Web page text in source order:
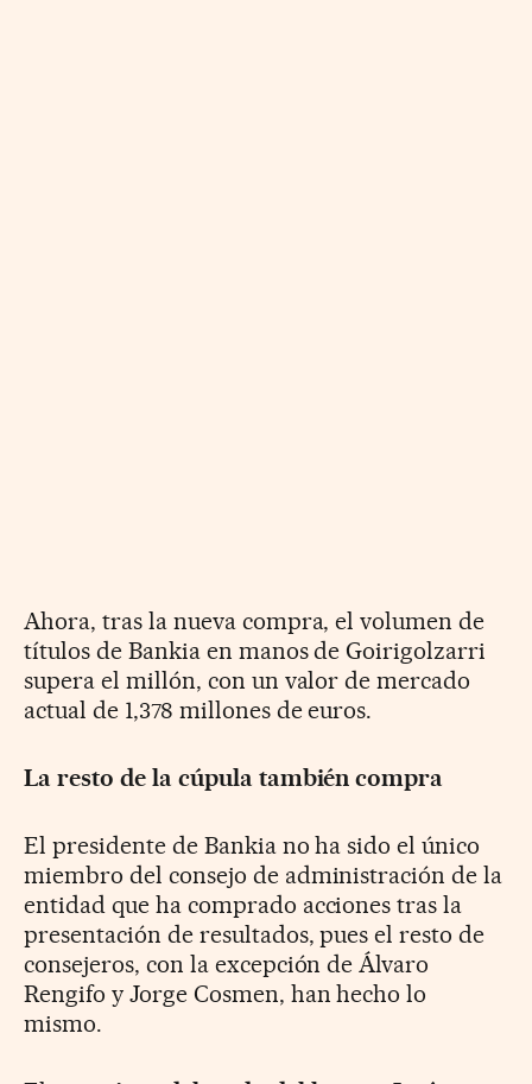
Ahora, tras la nueva compra, el volumen de
títulos de Bankia en manos de Goirigolzarri
supera el millón, con un valor de mercado
actual de 1,378 millones de euros.
La resto de la cúpula también compra
El presidente de Bankia no ha sido el único
miembro del consejo de administración de la
entidad que ha comprado acciones tras la
presentación de resultados, pues el resto de
consejeros, con la excepción de Álvaro
Rengifo y Jorge Cosmen, han hecho lo
mismo.